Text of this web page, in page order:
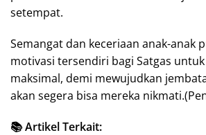
setempat.
Semangat dan keceriaan anak-anak
motivasi tersendiri bagi Satgas
maksimal, demi mewujudkan
akan segera bisa mereka
📚 Artikel Terkait: